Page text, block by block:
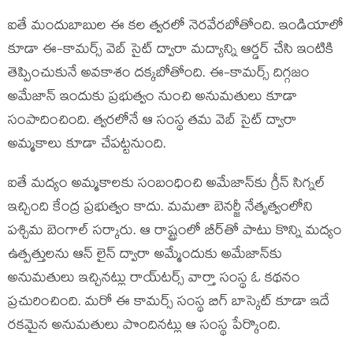
ఐతే మందుబాబుల ఈ కల త్వరలో నెరవేరబోతోంది. ఇండియాలో
కూడా ఈ-కామర్స్ వెబ్ సైట్ ద్వారా మద్యాన్ని ఆర్డర్ చేసి ఇంటికి
తెప్పించుకునే అవకాశం దక్కబోతోంది. ఈ-కామర్స్ దిగ్గజం
అమేజాన్ ఇందుకు ప్రభుత్వం నుంచి అనుమతులు కూడా
సంపాదించింది. త్వరలోనే ఆ సంస్థ తమ వెబ్ సైట్ ద్వారా
అమ్మకాలు కూడా చేపట్టనుంది.
ఐతే మద్యం అమ్మకాలకు సంబంధించి అమేజాన్‌కు గ్రీన్ సిగ్నల్
ఇచ్చింది కేంద్ర ప్రభుత్వం కాదు. మమతా బెనర్జీ నేతృత్వంలోని
పశ్చిమ బెంగాల్ సర్కారు. ఆ రాష్ట్రంలో బీర్‌తో పాటు కొన్ని మద్యం
ఉత్పత్తులను ఆన్ లైన్ ద్వారా అమ్మేందుకు అమేజాన్‌కు
అనుమతులు ఇచ్చినట్లు రాయ్‌టర్స్ వార్తా సంస్థ ఓ కథనం
ప్రచురించింది. మరో ఈ కామర్స్ సంస్థ బిగ్ బాస్కెట్‌ కూడా ఇదే
రకమైన అనుమతులు పొందినట్లు ఆ సంస్థ పేర్కొంది.